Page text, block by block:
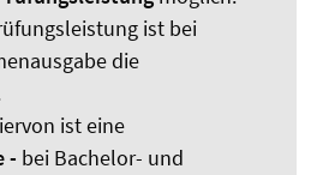
ist bei
die
ist eine
- bei Bachelor- und